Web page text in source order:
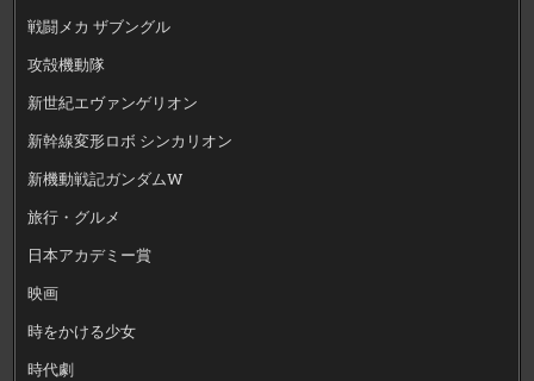
戦闘メカ ザブングル
攻殻機動隊
新世紀エヴァンゲリオン
新幹線変形ロボ シンカリオン
新機動戦記ガンダムW
旅行・グルメ
日本アカデミー賞
映画
時をかける少女
時代劇